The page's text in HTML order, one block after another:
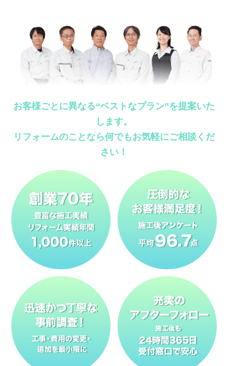
お客様ごとに異なる“ベストなプラン”を提案いた
します。
リフォームのことなら何でもお気軽にご相談くだ
さい！